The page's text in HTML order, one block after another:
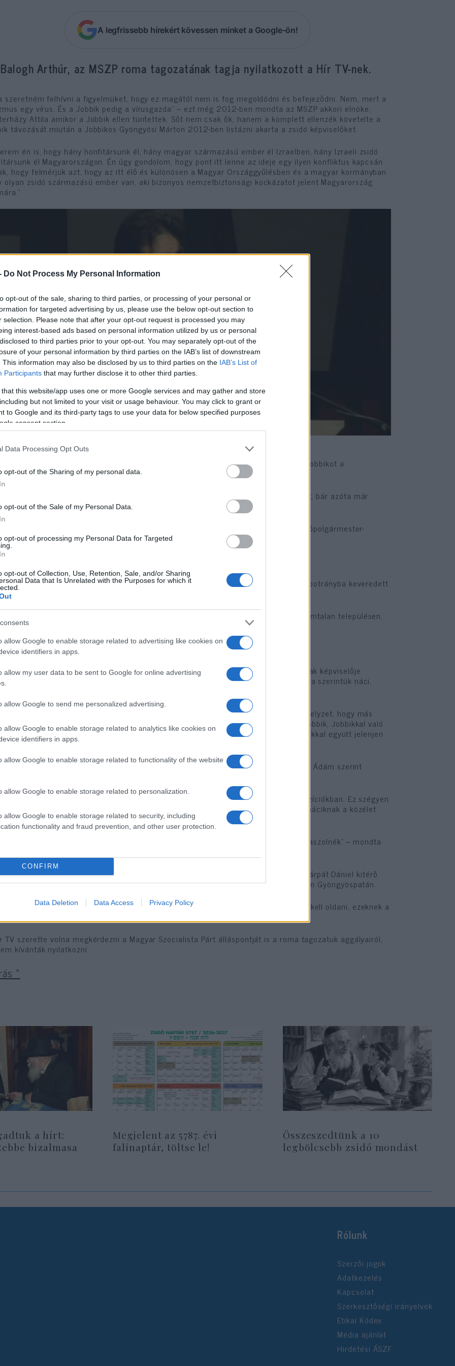
Do Not Process My Personal Information
opt-out of the sale, sharing to third parties, or processing of your personal or
for targeted advertising by us, please use the below opt-out section to
selection. Please note that after your opt-out request is processed you may
interest-based ads based on personal information utilized by us or personal
to third parties prior to your opt-out. You may separately opt-out of the
of your personal information by third parties on the IAB’s list of downstream
This information may also be disclosed by us to third parties on the IAB’s List of
Participants that may further disclose it to other third parties.
that this website/app uses one or more Google services and may gather and store
but not limited to your visit or usage behaviour. You may click to grant or
to Google and its third-party tags to use your data for below specified purposes
consent section.
Data Processing Opt Outs
opt-out of the Sharing of my personal data.
opt-out of the Sale of my Personal Data.
opt-out of processing my Personal Data for Targeted
opt-out of Collection, Use, Retention, Sale, and/or Sharing
Data that Is Unrelated with the Purposes for which it
allow Google to enable storage related to advertising like cookies on
identifiers in apps.
allow my user data to be sent to Google for online advertising
allow Google to send me personalized advertising.
allow Google to enable storage related to analytics like cookies on
identifiers in apps.
allow Google to enable storage related to functionality of the website
allow Google to enable storage related to personalization.
allow Google to enable storage related to security, including
functionality and fraud prevention, and other user protection.
CONFIRM
Data Deletion Data Access Privacy Policy
A legfrissebb hírekért kövessen minket a Google-ön!
Arthúr, az MSZP roma tagozatának tagja nyilatkozott a Hír TV-nek.
szeretném felhívni a figyelmüket, hogy ez magától nem is fog megoldódni és befejeződni. Nem, mert a
egy vírus. És a Jobbik pedig a vírusgazda” – ezt még 2012-ben mondta az MSZP akkori elnöke,
Attila amikor a Jobbik ellen tüntettek. Sőt nem csak ők, hanem a komplett ellenzék követelte a
távozását miután a Jobbikos Gyöngyösi Márton 2012-ben listázni akarta a zsidó képviselőket.
én is, hogy hány honfitársunk él, hány magyar származású ember él Izraelben, hány Izraeli zsidó
él Magyarországon. Én úgy gondolom, hogy pont itt lenne az ideje egy ilyen konfliktus kapcsán
hogy felmérjük azt, hogy az itt élő és különösen a Magyar Országgyűlésben és a magyar kormányban
olyan zsidó származású ember van, aki bizonyos nemzetbiztonsági kockázatot jelent Magyarország
akkor a Gyurcsány-párt egy javaslatot is tett, miszerint karanténba kellene zárni a Jobbikot a
Ezt a szocialisták is támogatták.
a tüntetésen egyébként MSZP főpolgármester-jelölje Karácsony Gergely is kint volt, bár azóta már
magát.
nácizmus Ön szerint zsidó képviselőket listázni?” – kérdezte a Hír TV riportere a főpolgármester-
– hangzott Karácsony válasza.
már el is ismerték, hogy közös jövőt terveznek a folyamatos antiszemita botrányba keveredett
a válaszom, hogy összefogunk-e a Jobbikkal az önkormányzati választásokon számtalan településen,
az, hogy igen.”
nem mindenkinek tetszik a szocialista párton belül.
a nácikat meg a Jobbikot kell simogatni” – ezt már a szocialisták roma tagozatának képviselője
híradónknak. ifj. Balogh Artúr szerint az MSZP roma tagozata nem engedi, hogy a szerintük náci,
és szélsőséges párttal közös politikát folytasson az MSZP.
bent az MSZP-n belül mindenhol elmondtuk a mi véleményünket, jelenleg ott tart a helyzet, hogy más
is ugyanígy kifejtette emellett a véleményét, hogy nem szeretnék azt, hogy a Jobbik, Jobbikkal való
lista vagy a Jobbik olyan politikusait, egyébként, akik teljesen vállalhatatlanok azokkal együtt jelenjen
MSZP” – nyilatkozta a szocialisták roma tagozatának tagja.
főpolgármester-jelöltje is egyetért a szocialisták roma tagozatával. Sermer Ádám szerint
nincs helye a közéletben.
a felsőbb szinteken, parlamenti képviseletben, ne adj isten parlamenti alelnöki pozíciókban. Ez szégyen
hogy ilyen pozíciókat ilyen személyek tudnak betölteni Magyarországon. A náciknak a közélet
sincs helye.”
nagyon amatőr, kezdő kisiskolás politikai szereplő lennék, ha erre a kérdésre válaszolnék” – mondta
érdemben nem kommentálta az MSZP roma tagozatának követelését. Sőt Z. Kárpát Dániel kitérő
adott arra is, hogy a romáknak kell-e tartania a Jobbiktól, mint mondjuk korábban Gyöngyöspatán.
vannak létező társadalmi, szociológiai problémák Magyarországon, amelyeket meg kell oldani, ezeknek a
TV szerette volna megkérdezni a Magyar Szocialista Párt álláspontját is a roma tagozatuk aggályairól,
kívánták nyilatkozni.
»
a hírt:
bizalmasa
Megjelent az 5787. évi
falinaptár, töltse le!
Összeszedtünk a 10
legbölcsebb zsidó mondást
Rólunk
Szerzői jogok
Adatkezelés
Kapcsolat
Szerkesztőségi irányelvek
Etikai Kódex
Média ajánlat
Hirdetési ÁSZF